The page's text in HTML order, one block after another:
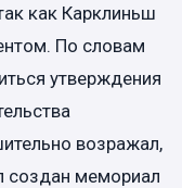
как Карклиньш
По словам
утверждения
возражал,
создан мемориал